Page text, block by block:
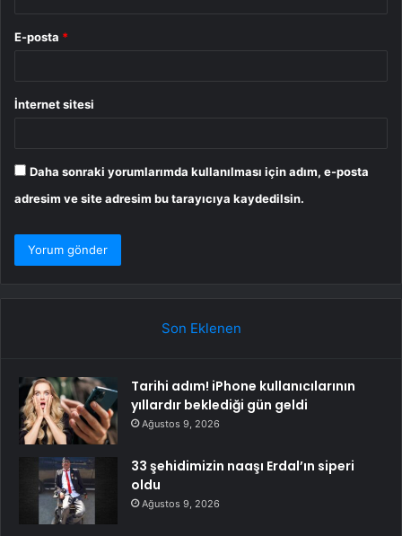
E-posta *
İnternet sitesi
Daha sonraki yorumlarımda kullanılması için adım, e-posta
adresim ve site adresim bu tarayıcıya kaydedilsin.
Son Eklenen
Tarihi adım! iPhone kullanıcılarının
yıllardır beklediği gün geldi
Ağustos 9, 2026
33 şehidimizin naaşı Erdal’ın siperi
oldu
Ağustos 9, 2026